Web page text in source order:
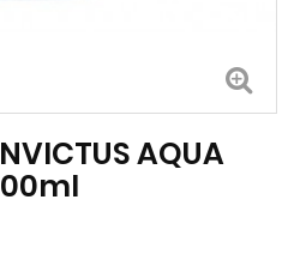
AQUA